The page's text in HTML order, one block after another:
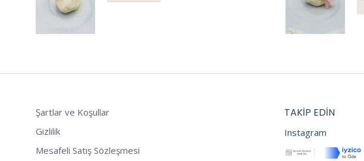
Şartlar ve Koşullar
Gizlilik
Mesafeli Satış Sözleşmesi
TAKIP EDIN
Instagram